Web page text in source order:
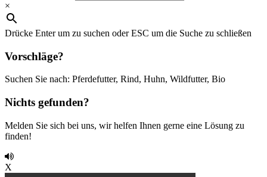
×
Drücke Enter um zu suchen oder ESC um die Suche zu schließen
Vorschläge?
Suchen Sie nach: Pferdefutter, Rind, Huhn, Wildfutter, Bio
Nichts gefunden?
Melden Sie sich bei uns, wir helfen Ihnen gerne eine Lösung zu
finden!
X